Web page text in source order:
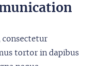
consectetur
tortor in dapibus